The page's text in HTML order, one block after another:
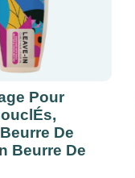
Pour
De
Beurre De